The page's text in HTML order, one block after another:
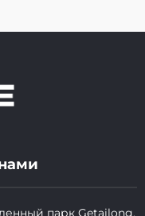
парк Getailong,